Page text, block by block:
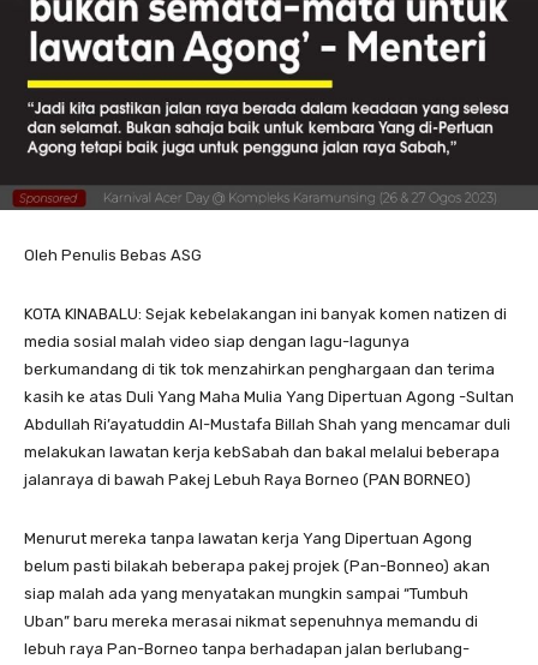
Oleh Penulis Bebas ASG
KOTA KINABALU: Sejak kebelakangan ini banyak komen natizen di
media sosial malah video siap dengan lagu-lagunya
berkumandang di tik tok menzahirkan penghargaan dan terima
kasih ke atas Duli Yang Maha Mulia Yang Dipertuan Agong -Sultan
Abdullah Ri’ayatuddin Al-Mustafa Billah Shah yang mencamar duli
melakukan lawatan kerja kebSabah dan bakal melalui beberapa
jalanraya di bawah Pakej Lebuh Raya Borneo (PAN BORNEO)
Menurut mereka tanpa lawatan kerja Yang Dipertuan Agong
belum pasti bilakah beberapa pakej projek (Pan-Bonneo) akan
siap malah ada yang menyatakan mungkin sampai “Tumbuh
Uban” baru mereka merasai nikmat sepenuhnya memandu di
lebuh raya Pan-Borneo tanpa berhadapan jalan berlubang-